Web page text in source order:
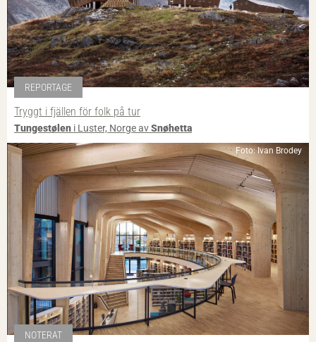
REPORTAGE
Tryggt i fjällen för folk på tur
Tungestølen i Luster, Norge avSnøhetta
Foto: Ivan Brodey
NOTERAT